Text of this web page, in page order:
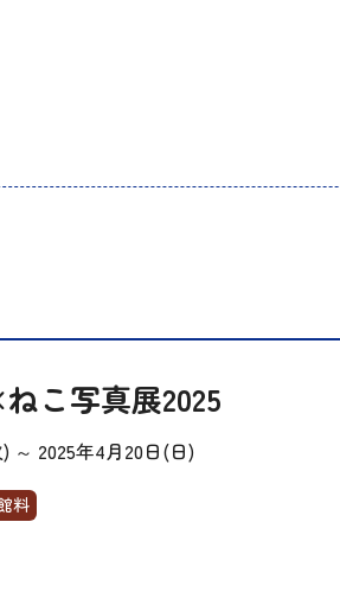
こ写真展2025
～ 2025年4月20日(日)
料